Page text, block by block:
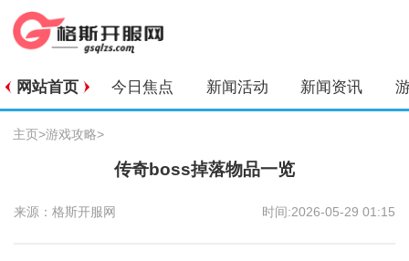
网站首页 今日焦点 新闻活动 新闻资讯
主页>游戏攻略>
传奇boss掉落物品一览
来源：格斯开服网 时间:2026-05-29 01:15